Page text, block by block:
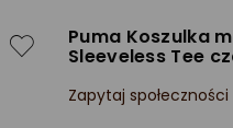
Puma Koszulka
Sleeveless Tee
Zapytaj społeczności